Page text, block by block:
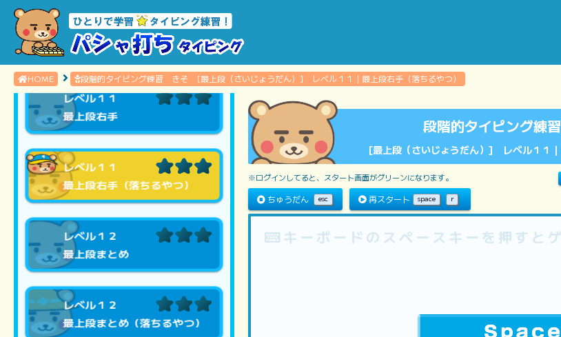
HOME 段階的タイピング練習 きそ [最上段（さいじょうだん）] レベル１１｜最上段右手（落ちるやつ）
レベル１０
最上段左手（落ちるやつ）
レベル１１
最上段右手
レベル１１
最上段右手（落ちるやつ）
レベル１２
最上段まとめ
レベル１２
最上段まとめ（落ちるやつ）
段階的タイピング練
[最上段（さいじょうだん）] レベル１１｜
※ログインしてると、スタート画面がグリーンになります。
ちゅうだん esc 再スタート space r
キーボードのスペースキーを押すと
スタートまで
経過時間 00:00:00 ミスタイプ 1 ／10